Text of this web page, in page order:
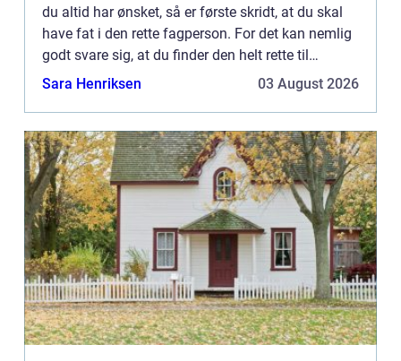
du altid har ønsket, så er første skridt, at du skal
have fat i den rette fagperson. For det kan nemlig
godt svare sig, at du finder den helt rette til
opgaven. Et godt bud er, at du tager fat i en mure...
Sara Henriksen 03 August 2026